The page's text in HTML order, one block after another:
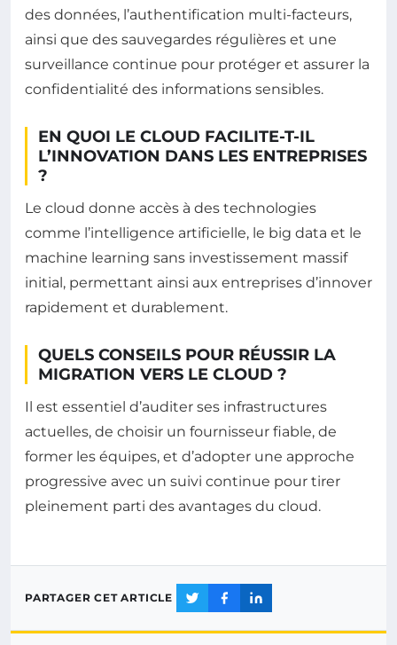
des données, l’authentification multi-facteurs,
ainsi que des sauvegardes régulières et une
surveillance continue pour protéger et assurer la
confidentialité des informations sensibles.
EN QUOI LE CLOUD FACILITE-T-IL
L’INNOVATION DANS LES ENTREPRISES
?
Le cloud donne accès à des technologies
comme l’intelligence artificielle, le big data et le
machine learning sans investissement massif
initial, permettant ainsi aux entreprises d’innover
rapidement et durablement.
QUELS CONSEILS POUR RÉUSSIR LA
MIGRATION VERS LE CLOUD ?
Il est essentiel d’auditer ses infrastructures
actuelles, de choisir un fournisseur fiable, de
former les équipes, et d’adopter une approche
progressive avec un suivi continue pour tirer
pleinement parti des avantages du cloud.
PARTAGER CET ARTICLE